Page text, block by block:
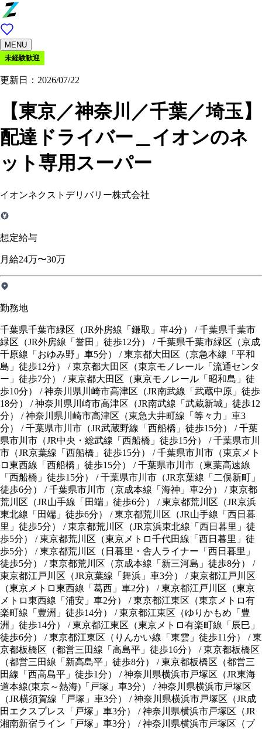
MENU
未経験歓迎
更新日：2026/07/22
【東京／神奈川／千葉／埼玉】
配達ドライバー＿イオンのネ
ット専用スーパー
イオンネクストデリバリー株式会社
想定給与
月給24万〜30万
勤務地
千葉県千葉市緑区（JR外房線「鎌取」車4分） / 千葉県千葉市
緑区（JR外房線「誉田」徒歩12分） / 千葉県千葉市緑区（京成
千原線「おゆみ野」車5分） / 東京都大田区（京急本線「平和
島」徒歩12分） / 東京都大田区（東京モノレール「流通センタ
ー」徒歩7分） / 東京都大田区（東京モノレール「昭和島」徒
歩10分） / 神奈川県川崎市高津区（JR南武線「武蔵中原」徒歩
18分） / 神奈川県川崎市高津区（JR南武線「武蔵新城」徒歩12
分） / 神奈川県川崎市高津区（東急大井町線「等々力」車3
分） / 千葉県市川市（JR武蔵野線「西船橋」徒歩15分） / 千葉
県市川市（JR中央・総武線「西船橋」徒歩15分） / 千葉県市川
市（JR京葉線「西船橋」徒歩15分） / 千葉県市川市（東京メト
ロ東西線「西船橋」徒歩15分） / 千葉県市川市（東葉高速線
「西船橋」徒歩15分） / 千葉県市川市（JR京葉線「二俣新町」
徒歩6分） / 千葉県市川市（京成本線「海神」車2分） / 東京都
荒川区（JR山手線「田端」徒歩6分） / 東京都荒川区（JR京浜
東北線「田端」徒歩6分） / 東京都荒川区（JR山手線「西日暮
里」徒歩5分） / 東京都荒川区（JR京浜東北線「西日暮里」徒
歩5分） / 東京都荒川区（東京メトロ千代田線「西日暮里」徒
歩5分） / 東京都荒川区（日暮里・舎人ライナー「西日暮里」
徒歩5分） / 東京都荒川区（京成本線「新三河島」徒歩8分） /
東京都江戸川区（JR京葉線「舞浜」車3分） / 東京都江戸川区
（東京メトロ東西線「葛西」車2分） / 東京都江戸川区（東京
メトロ東西線「浦安」車2分） / 東京都江東区（東京メトロ有
楽町線「豊洲」徒歩14分） / 東京都江東区（ゆりかもめ「豊
洲」徒歩14分） / 東京都江東区（東京メトロ有楽町線「辰巳」
徒歩6分） / 東京都江東区（りんかい線「東雲」徒歩11分） / 東
京都板橋区（都営三田線「高島平」徒歩16分） / 東京都板橋区
（都営三田線「新高島平」徒歩8分） / 東京都板橋区（都営三
田線「西高島平」徒歩1分） / 神奈川県横浜市戸塚区（JR東海
道本線(東京～熱海)「戸塚」車3分） / 神奈川県横浜市戸塚区
（JR横須賀線「戸塚」車3分） / 神奈川県横浜市戸塚区（JR成
田エクスプレス「戸塚」車3分） / 神奈川県横浜市戸塚区（JR
湘南新宿ライン「戸塚」車3分） / 神奈川県横浜市戸塚区（ブ